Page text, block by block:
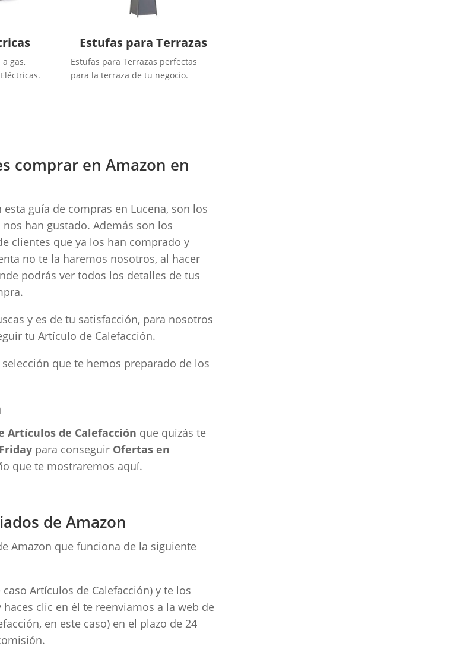
gas,
Estufas para Terrazas
Estufas para Terrazas perfectas
para la terraza de tu negocio.
comprar en Amazon en
guía de compras en Lucena, son los
han gustado. Además son los
clientes que ya los han comprado y
no te la haremos nosotros, al hacer
podrás ver todos los detalles de tus
y es de tu satisfacción, para nosotros
tu Artículo de Calefacción.
que te hemos preparado de los
Artículos de Calefacción que quizás te
para conseguir Ofertas en
que te mostraremos aquí.
de Amazon
Amazon que funciona de la siguiente
Artículos de Calefacción) y te los
clic en él te reenviamos a la web de
en este caso) en el plazo de 24